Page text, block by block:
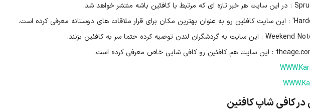
: در این سایت هر خبر تازه ای که مرتبط با کافئین باشه منتشر خواهد شد.
: این سایت کافئین رو به عنوان بهترین مکان برای قرار ملاقات های دوستانه معرفی کرده است.
Weekend : این سایت به گردشگران لندن توصیه کرده حتما سر به کافئین بزنند.
: این سایت هم کافئین رو کافی شاپی خاص معرفی کرده است.
کافی شاپ کافئین